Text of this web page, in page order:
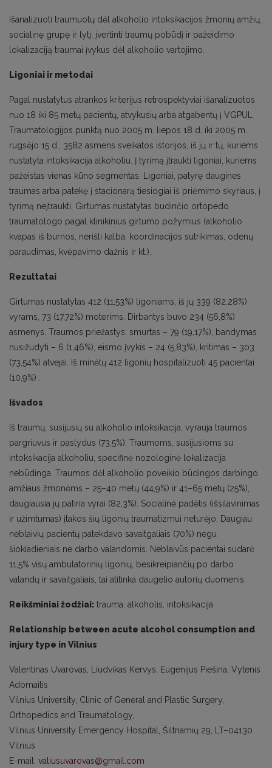
Išanalizuoti traumuotų dėl alkoholio intoksikacijos žmonių amžių,
socialinę grupę ir lytį; įvertinti traumų pobūdį ir pažeidimo
lokalizaciją traumai įvykus dėl alkoholio vartojimo.
Ligoniai ir metodai
Pagal nustatytus atrankos kriterijus retrospektyviai išanalizuotos
nuo 18 iki 85 metų pacientų, atvykusių arba atgabentų į VGPUL
Traumatologijos punktą nuo 2005 m. liepos 18 d. iki 2005 m.
rugsėjo 15 d., 3582 asmens sveikatos istorijos, iš jų ir tų, kuriems
nustatyta intoksikacija alkoholiu. Į tyrimą įtraukti ligoniai, kuriems
pažeistas vienas kūno segmentas. Ligoniai, patyrę daugines
traumas arba patekę į stacionarą tiesiogiai iš priėmimo skyriaus, į
tyrimą neįtraukti. Girtumas nustatytas budinčio ortopedo
traumatologo pagal klinikinius girtumo požymius (alkoholio
kvapas iš burnos, nerišli kalba, koordinacijos sutrikimas, odenų
paraudimas, kvėpavimo dažnis ir kt.).
Rezultatai
Girtumas nustatytas 412 (11,53%) ligoniams, iš jų 339 (82,28%)
vyrams, 73 (17,72%) moterims. Dirbantys buvo 234 (56,8%)
asmenys. Traumos priežastys: smurtas – 79 (19,17%), bandymas
nusižudyti – 6 (1,46%), eismo įvykis – 24 (5,83%), kritimas – 303
(73,54%) atvejai. Iš minėtų 412 ligonių hospitalizuoti 45 pacientai
(10,9%) .
Išvados
Iš traumų, susijusių su alkoholio intoksikacija, vyrauja traumos
pargriuvus ir paslydus (73,5%). Traumoms, susijusioms su
intoksikacija alkoholiu, specifinė nozologinė lokalizacija
nebūdinga. Traumos dėl alkoholio poveikio būdingos darbingo
amžiaus žmonėms – 25–40 metų (44,9%) ir 41–65 metų (25%),
daugiausia jų patiria vyrai (82,3%). Socialinė padėtis (išsilavinimas
ir užimtumas) įtakos šių ligonių traumatizmui neturėjo. Daugiau
neblaivių pacientų patekdavo savaitgaliais (70%) negu
šiokiadieniais ne darbo valandomis. Neblaivūs pacientai sudarė
11,5% visų ambulatorinių ligonių, besikreipiančių po darbo
valandų ir savaitgaliais, tai atitinka daugelio autorių duomenis.
Reikšminiai žodžiai: trauma, alkoholis, intoksikacija
Relationship between acute alcohol consumption and
injury type in Vilnius
Valentinas Uvarovas, Liudvikas Kervys, Eugenijus Piešina, Vytenis
Adomaitis
Vilnius University, Clinic of General and Plastic Surgery,
Orthopedics and Traumatology,
Vilnius University Emergency Hospital, Šiltnamių 29, LT–04130
Vilnius
E-mail: valiusuvarovas@gmail.com